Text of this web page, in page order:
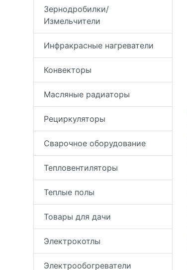
Зернодробилки/
Измельчители
Инфракрасные нагреватели
Конвекторы
Масляные радиаторы
Рециркуляторы
Сварочное оборудование
Тепловентиляторы
Теплые полы
Товары для дачи
Электрокотлы
Электрообогреватели